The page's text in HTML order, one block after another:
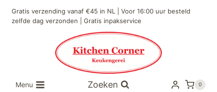
naar
Gratis verzending vanaf €45 in NL | Voor 16:00 uur besteld
zelfde dag verzonden | Gratis inpakservice
Menu Zoeken 0